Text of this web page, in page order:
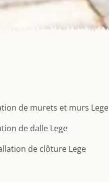
de murets et murs Lege
de dalle Lege
de clôture Lege